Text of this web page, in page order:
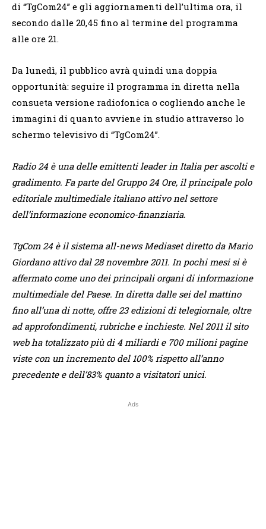
di “TgCom24” e gli aggiornamenti dell’ultima ora, il
secondo dalle 20,45 fino al termine del programma
alle ore 21.
Da lunedì, il pubblico avrà quindi una doppia
opportunità: seguire il programma in diretta nella
consueta versione radiofonica o cogliendo anche le
immagini di quanto avviene in studio attraverso lo
schermo televisivo di “TgCom24”.
Radio 24 è una delle emittenti leader in Italia per ascolti e
gradimento. Fa parte del Gruppo 24 Ore, il principale polo
editoriale multimediale italiano attivo nel settore
dell’informazione economico-finanziaria.
TgCom 24 è il sistema all-news Mediaset diretto da Mario
Giordano attivo dal 28 novembre 2011. In pochi mesi si è
affermato come uno dei principali organi di informazione
multimediale del Paese. In diretta dalle sei del mattino
fino all’una di notte, offre 23 edizioni di telegiornale, oltre
ad approfondimenti, rubriche e inchieste. Nel 2011 il sito
web ha totalizzato più di 4 miliardi e 700 milioni pagine
viste con un incremento del 100% rispetto all’anno
precedente e dell’83% quanto a visitatori unici.
Ads